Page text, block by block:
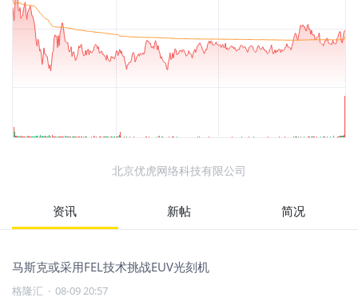
北京优虎网络科技有限公司
资讯 新帖 简况
马斯克或采用FEL技术挑战EUV光刻机
格隆汇 · 08-09 20:57